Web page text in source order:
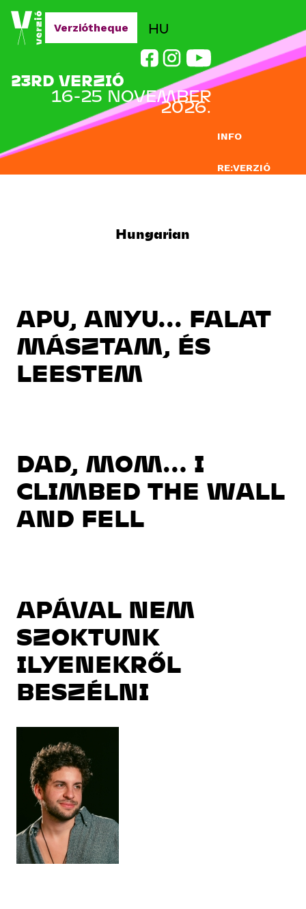
Jump to navigation
INFO
RE:VERZIÓ
HU
23RD VERZIÓ
16-25 NOVEMBER
2026.
Verziótheque
Hungarian
APU, ANYU... FALAT
MÁSZTAM, ÉS
LEESTEM
DAD, MOM… I
CLIMBED THE WALL
AND FELL
APÁVAL NEM
SZOKTUNK
ILYENEKRŐL
BESZÉLNI